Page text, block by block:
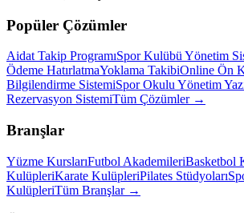
Popüler Çözümler
Aidat Takip ProgramıSpor Kulübü Yönetim
Ödeme HatırlatmaYoklama TakibiOnline Ön
Bilgilendirme SistemiSpor Okulu Yönetim
Rezervasyon SistemiTüm Çözümler →
Branşlar
Yüzme KurslarıFutbol AkademileriBasketbol
KulüpleriKarate KulüpleriPilates Stüdyoları
KulüpleriTüm Branşlar →